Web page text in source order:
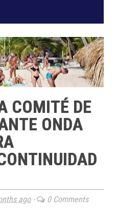
COMITÉ DE
ONDA
ago- 0 Comments